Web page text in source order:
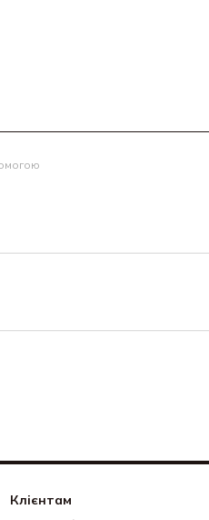
Клієнтам